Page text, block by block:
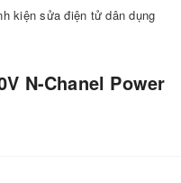
kiện sửa điện tử dân dụng
N-Chanel Power